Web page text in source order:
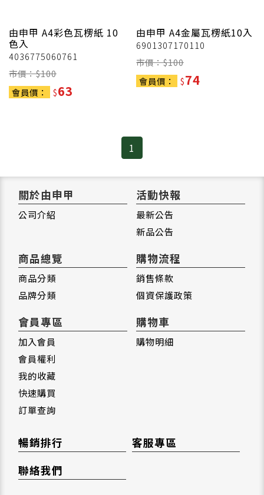
由申甲 A4彩色瓦楞紙 10
色入
4036775060761
市價：$100
會員價：
$63
由申甲 A4金屬瓦楞紙10入
6901307170110
市價：$100
會員價：
$74
1
關於由申甲
公司介紹
活動快報
最新公告
新品公告
商品總覽
商品分類
品牌分類
購物流程
銷售條款
個資保護政策
會員專區
加入會員
會員權利
我的收藏
快速購買
訂單查詢
購物車
購物明細
暢銷排行
客服專區
聯絡我們